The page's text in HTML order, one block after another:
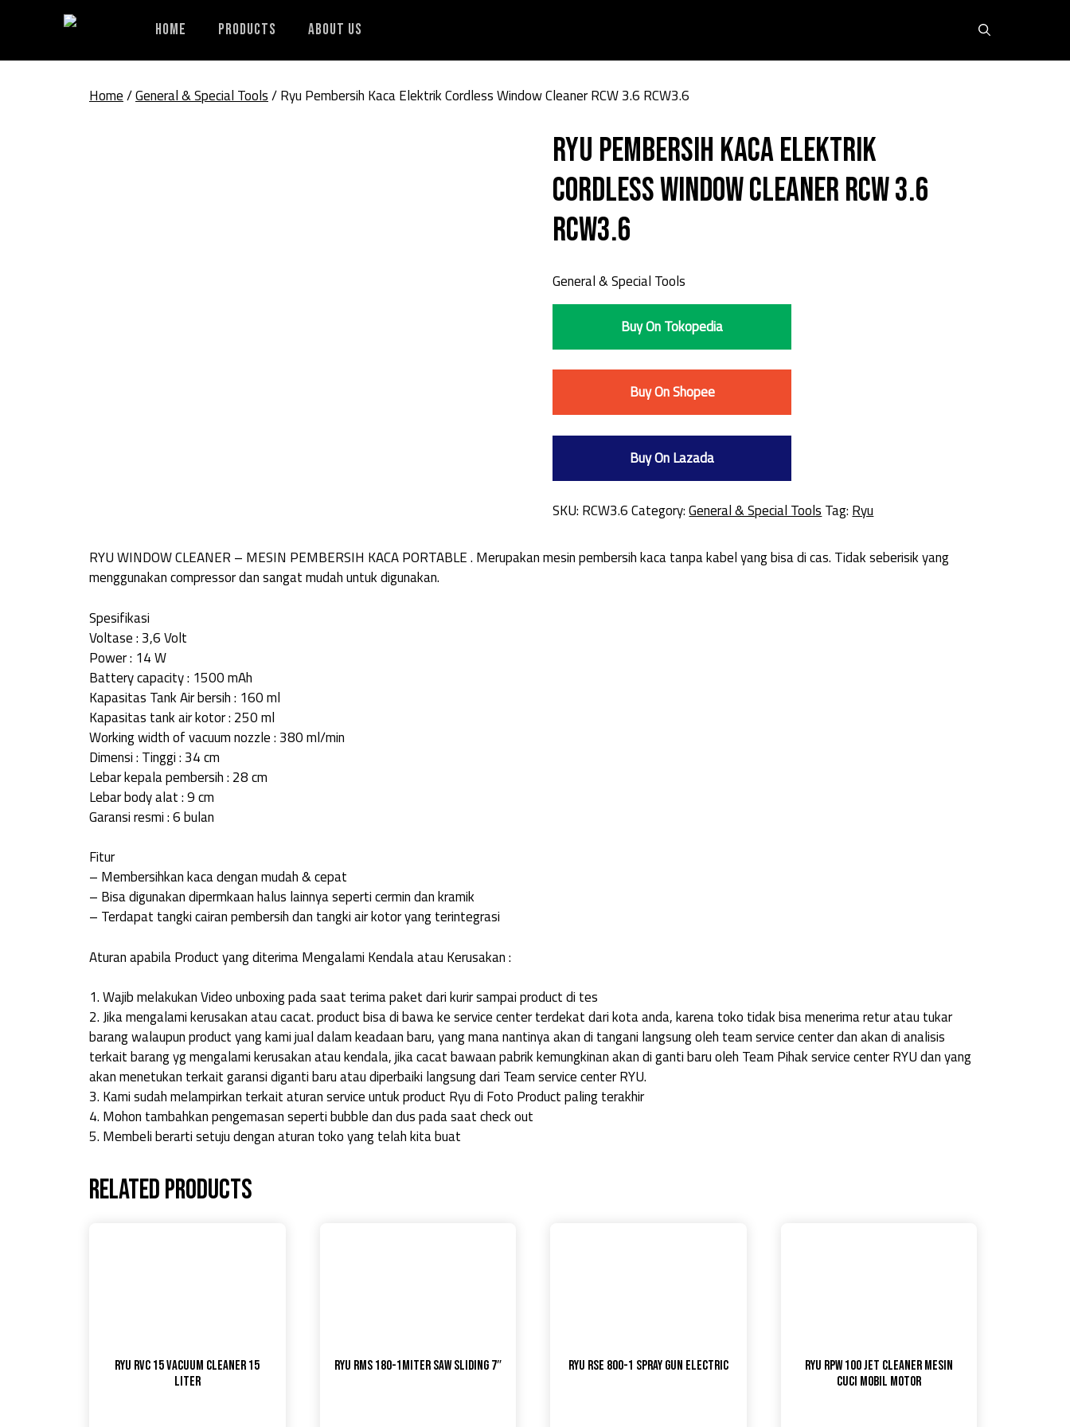
Home Products About Us
Home/General & Special Tools/ Ryu Pembersih Kaca Elektrik Cordless Window Cleaner RCW 3.6 RCW3.6
Ryu Pembersih Kaca Elektrik
Cordless Window Cleaner RCW 3.6
RCW3.6
General & Special Tools
Buy On Tokopedia
Buy On Shopee
Buy On Lazada
SKU: RCW3.6 Category:General & Special Tools Tag: Ryu
RYU WINDOW CLEANER – MESIN PEMBERSIH KACA PORTABLE . Merupakan mesin pembersih kaca tanpa kabel yang bisa di cas. Tidak seberisik yang
menggunakan compressor dan sangat mudah untuk digunakan.
Spesifikasi
Voltase : 3,6 Volt
Power : 14 W
Battery capacity : 1500 mAh
Kapasitas Tank Air bersih : 160 ml
Kapasitas tank air kotor : 250 ml
Working width of vacuum nozzle : 380 ml/min
Dimensi : Tinggi : 34 cm
Lebar kepala pembersih : 28 cm
Lebar body alat : 9 cm
Garansi resmi : 6 bulan
Fitur
– Membersihkan kaca dengan mudah & cepat
– Bisa digunakan dipermkaan halus lainnya seperti cermin dan kramik
– Terdapat tangki cairan pembersih dan tangki air kotor yang terintegrasi
Aturan apabila Product yang diterima Mengalami Kendala atau Kerusakan :
1. Wajib melakukan Video unboxing pada saat terima paket dari kurir sampai product di tes
2. Jika mengalami kerusakan atau cacat. product bisa di bawa ke service center terdekat dari kota anda, karena toko tidak bisa menerima retur atau tukar
barang walaupun product yang kami jual dalam keadaan baru, yang mana nantinya akan di tangani langsung oleh team service center dan akan di analisis
terkait barang yg mengalami kerusakan atau kendala, jika cacat bawaan pabrik kemungkinan akan di ganti baru oleh Team Pihak service center RYU dan yang
akan menetukan terkait garansi diganti baru atau diperbaiki langsung dari Team service center RYU.
3. Kami sudah melampirkan terkait aturan service untuk product Ryu di Foto Product paling terakhir
4. Mohon tambahkan pengemasan seperti bubble dan dus pada saat check out
5. Membeli berarti setuju dengan aturan toko yang telah kita buat
Related products
RYU RVC 15 Vacuum Cleaner 15
Liter
RYU RMS 180-1Miter Saw Sliding 7″ RYU RSE 800-1 Spray Gun Electric
Ryu RPW 100 Jet Cleaner Mesin
Cuci Mobil Motor